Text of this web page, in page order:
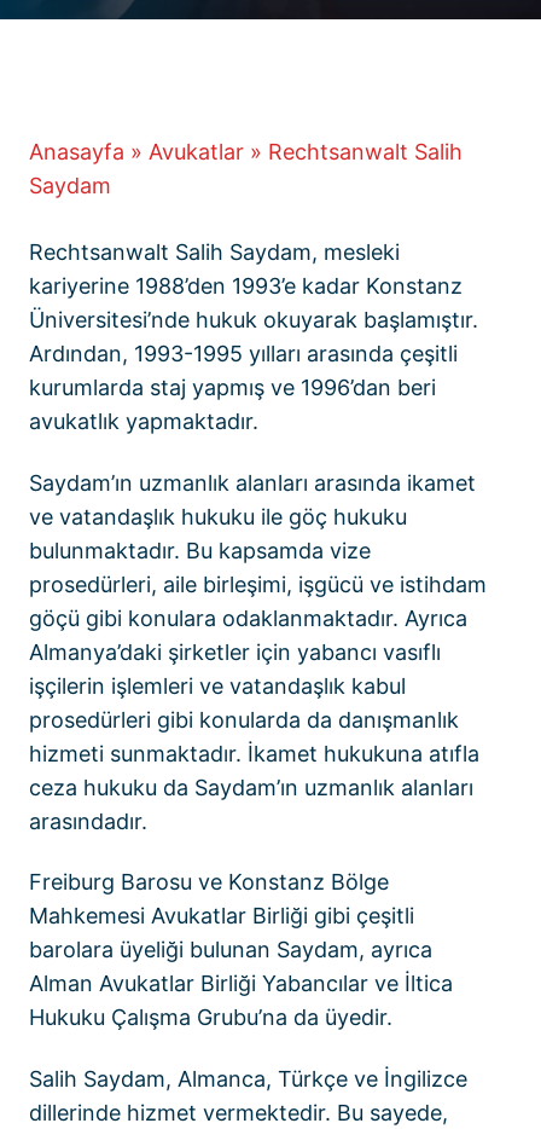
Anasayfa » Avukatlar » Rechtsanwalt Salih
Saydam
Rechtsanwalt Salih Saydam, mesleki
kariyerine 1988’den 1993’e kadar Konstanz
Üniversitesi’nde hukuk okuyarak başlamıştır.
Ardından, 1993-1995 yılları arasında çeşitli
kurumlarda staj yapmış ve 1996’dan beri
avukatlık yapmaktadır.
Saydam’ın uzmanlık alanları arasında ikamet
ve vatandaşlık hukuku ile göç hukuku
bulunmaktadır. Bu kapsamda vize
prosedürleri, aile birleşimi, işgücü ve istihdam
göçü gibi konulara odaklanmaktadır. Ayrıca
Almanya’daki şirketler için yabancı vasıflı
işçilerin işlemleri ve vatandaşlık kabul
prosedürleri gibi konularda da danışmanlık
hizmeti sunmaktadır. İkamet hukukuna atıfla
ceza hukuku da Saydam’ın uzmanlık alanları
arasındadır.
Freiburg Barosu ve Konstanz Bölge
Mahkemesi Avukatlar Birliği gibi çeşitli
barolara üyeliği bulunan Saydam, ayrıca
Alman Avukatlar Birliği Yabancılar ve İltica
Hukuku Çalışma Grubu’na da üyedir.
Salih Saydam, Almanca, Türkçe ve İngilizce
dillerinde hizmet vermektedir. Bu sayede,